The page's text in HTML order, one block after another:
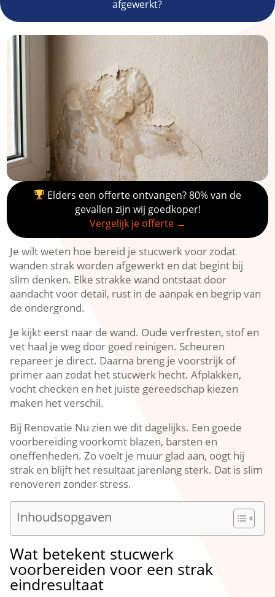
afgewerkt?
Elders een offerte ontvangen? 80% van de
gevallen zijn wij goedkoper!
Vergelijk je offerte →
Je wilt weten hoe bereid je stucwerk voor zodat
wanden strak worden afgewerkt en dat begint bij
slim denken.​ Elke strakke wand ontstaat door
aandacht voor detail, rust in de aanpak en begrip van
de ondergrond.​
Je kijkt eerst naar de wand.​ Oude verfresten, stof en
vet haal je weg door goed reinigen.​ Scheuren
repareer je direct.​ Daarna breng je voorstrijk of
primer aan zodat het stucwerk hecht.​ Afplakken,
vocht checken en het juiste gereedschap kiezen
maken het verschil.​
Bij Renovatie Nu zien we dit dagelijks.​ Een goede
voorbereiding voorkomt blazen, barsten en
oneffenheden.​ Zo voelt je muur glad aan, oogt hij
strak en blijft het resultaat jarenlang sterk.​ Dat is slim
renoveren zonder stress.​
Inhoudsopgaven
Wat betekent stucwerk
voorbereiden voor een strak
eindresultaat